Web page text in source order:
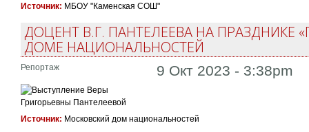
Источник: МБОУ "Каменская СОШ"
ДОЦЕНТ В.Г. ПАНТЕЛЕЕВА НА
ДОМЕ НАЦИОНАЛЬНОСТЕЙ
Репортаж 9 Окт 2023 - 3:38pm
Источник: Московский дом национальностей